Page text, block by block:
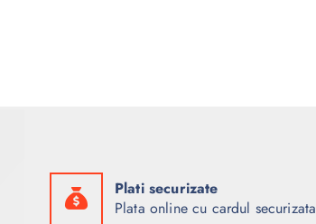
Plati securizate
Plata online cu cardul securizata